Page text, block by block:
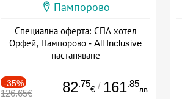
Пампорово
Специална оферта: СПА хотел
Орфей, Пампорово - All Inclusive
настаняване
-35%
126.65€ 82.75
€ / 161.85
лв.